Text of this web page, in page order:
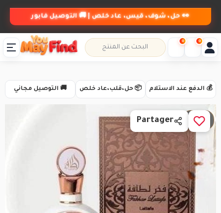
👀 حل، شوف، قيس، عاد خلص | 🚚 التوصيل فابور
🚚 التوصيل مجاني 📦 حل،قلب،عاد خلص 💰 الدفع عند الاستلام
1 / 3
Partager
0 0